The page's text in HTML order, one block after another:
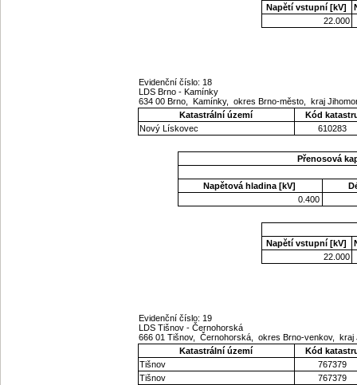
Napětí vstupní [kV]
22.000
Evidenční číslo: 18
LDS Brno - Kamínky
634 00 Brno, Kamínky, okres Brno-město, kraj
Katastrální území
Kód
Nový Lískovec
610283
Přenosová
Napětová hladina [kV]
0.400
Napětí vstupní [kV]
22.000
Evidenční číslo: 19
LDS Tišnov - Černohorská
666 01 Tišnov, Černohorská, okres Brno-venkov,
Katastrální území
Kód
Tišnov
767379
Tišnov
767379